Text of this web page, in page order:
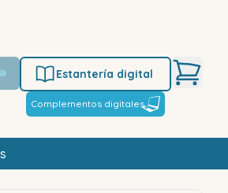
Estantería digital
Complementos digitales